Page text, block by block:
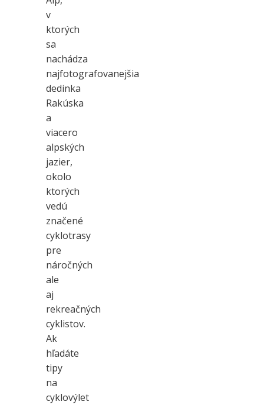
v
ktorých
sa
nachádza
najfotografovanejšia
dedinka
Rakúska
a
viacero
alpských
jazier,
okolo
ktorých
vedú
značené
cyklotrasy
pre
náročných
ale
aj
rekreačných
cyklistov.
Ak
hľadáte
tipy
na
cyklovýlet